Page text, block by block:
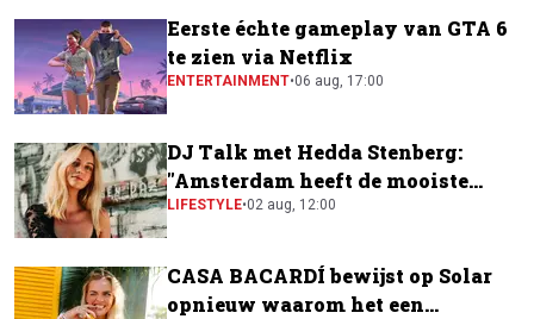
Eerste échte gameplay van GTA 6
te zien via Netflix
ENTERTAINMENT•06 aug, 17:00
DJ Talk met Hedda Stenberg:
"Amsterdam heeft de mooiste
festivalscene van Europa"
LIFESTYLE•02 aug, 12:00
CASA BACARDÍ bewijst op Solar
opnieuw waarom het een